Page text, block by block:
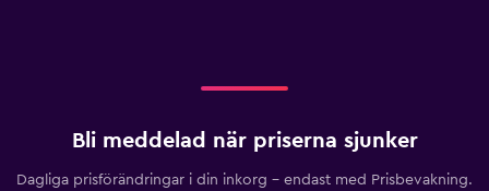
Bli meddelad när priserna sjunker
Dagliga prisförändringar i din inkorg – endast med Prisbevakning.